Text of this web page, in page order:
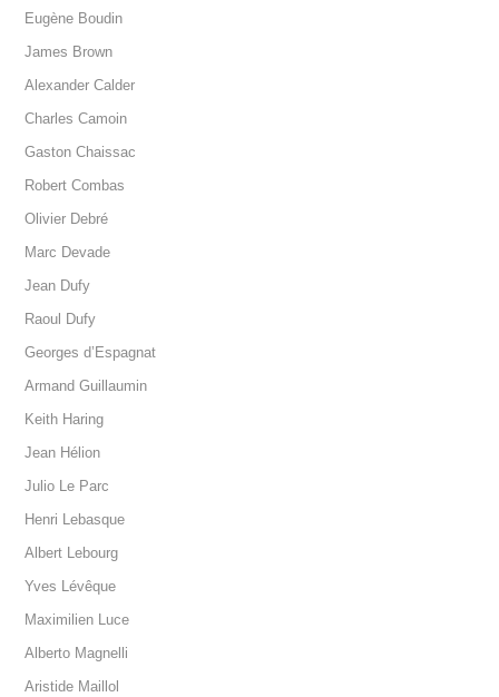
Eugène Boudin
James Brown
Alexander Calder
Charles Camoin
Gaston Chaissac
Robert Combas
Olivier Debré
Marc Devade
Jean Dufy
Raoul Dufy
Georges d’Espagnat
Armand Guillaumin
Keith Haring
Jean Hélion
Julio Le Parc
Henri Lebasque
Albert Lebourg
Yves Lévêque
Maximilien Luce
Alberto Magnelli
Aristide Maillol